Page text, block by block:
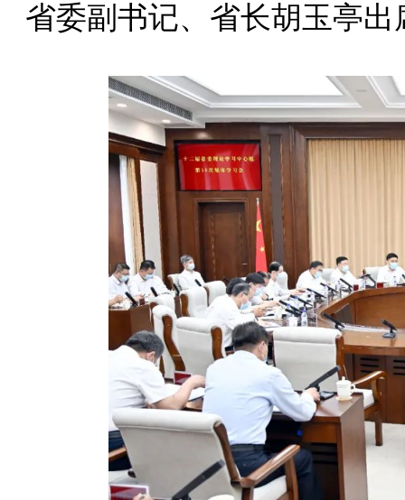
省委副书记、省长胡玉亭出